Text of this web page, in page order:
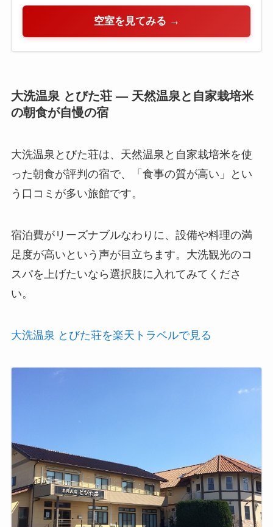
空室を見てみる →
大洗温泉 とびた荘 — 天然温泉と自家栽培米
の朝食が自慢の宿
大洗温泉とびた荘は、天然温泉と自家栽培米を使
った朝食が評判の宿で、「食事の質が高い」とい
う口コミが多い旅館です。
宿泊費がリーズナブルなわりに、設備や料理の満
足度が高いという声が目立ちます。大洗観光のコ
スパを上げたいなら選択肢に入れてみてくださ
い。
大洗温泉 とびた荘を楽天トラベルで見る